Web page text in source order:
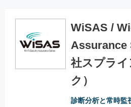
WiSAS /
Assurance
社スプラ
ク）
診断分析と常時監